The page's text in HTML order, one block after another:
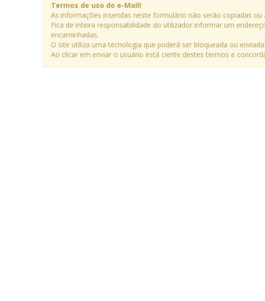
Termos de uso do e-Mail!
As informações inseridas neste formulário não serão copiadas ou
Fica de inteira responsabilidade do utilizador informar um
encaminhadas.
O site utiliza uma tecnologia que poderá ser bloqueada ou
Ao clicar em enviar o usuário está ciente destes termos e